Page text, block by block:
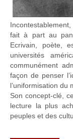
fait à part au
Ecrivain, poète,
universités
communément
façon de penser
l’uniformisation du
Son concept-clé,
lecture la plus
peuples et des